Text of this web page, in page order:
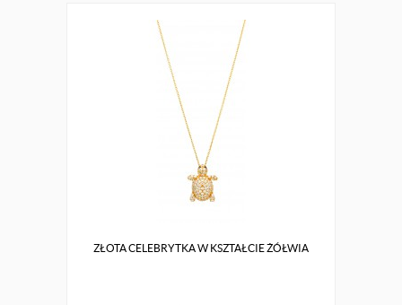
ZŁOTA CELEBRYTKA W KSZTAŁCIE ŻÓŁWIA